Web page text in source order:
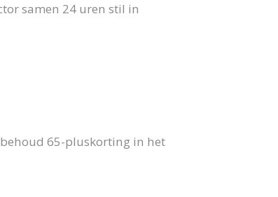
samen 24 uren stil in
65-pluskorting in het